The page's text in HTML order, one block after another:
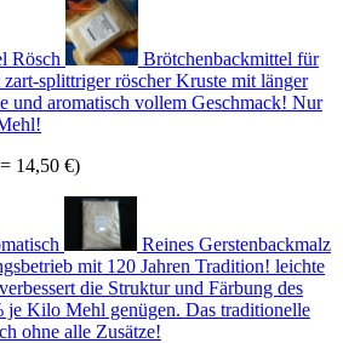
Rösch
Brötchenbackmittel für
splittriger röscher Kruste mit länger
und aromatisch vollem Geschmack! Nur
14,50 €)
Reines Gerstenbackmalz
mit 120 Jahren Tradition! leichte
die Struktur und Färbung des
je Kilo Mehl genügen. Das traditionelle
ohne alle Zusätze!